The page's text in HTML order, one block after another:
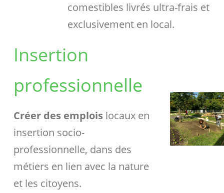
comestibles livrés ultra-frais et
exclusivement en local.
Insertion
professionnelle
Créer des emplois locaux en
insertion socio-
professionnelle, dans des
métiers en lien avec la nature
et les citoyens.